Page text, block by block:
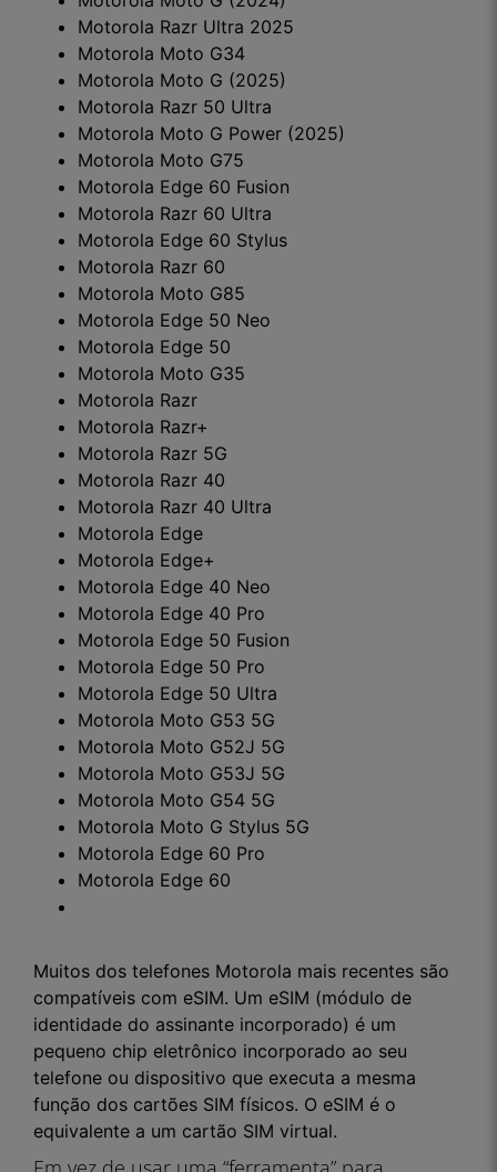
Motorola Razr Ultra 2025
Motorola Moto G34
Motorola Moto G (2025)
Motorola Razr 50 Ultra
Motorola Moto G Power (2025)
Motorola Moto G75
Motorola Edge 60 Fusion
Motorola Razr 60 Ultra
Motorola Edge 60 Stylus
Motorola Razr 60
Motorola Moto G85
Motorola Edge 50 Neo
Motorola Edge 50
Motorola Moto G35
Motorola Razr
Motorola Razr+
Motorola Razr 5G
Motorola Razr 40
Motorola Razr 40 Ultra
Motorola Edge
Motorola Edge+
Motorola Edge 40 Neo
Motorola Edge 40 Pro
Motorola Edge 50 Fusion
Motorola Edge 50 Pro
Motorola Edge 50 Ultra
Motorola Moto G53 5G
Motorola Moto G52J 5G
Motorola Moto G53J 5G
Motorola Moto G54 5G
Motorola Moto G Stylus 5G
Motorola Edge 60 Pro
Motorola Edge 60
Muitos dos telefones Motorola mais recentes são
compatíveis com eSIM. Um eSIM (módulo de
identidade do assinante incorporado) é um
pequeno chip eletrônico incorporado ao seu
telefone ou dispositivo que executa a mesma
função dos cartões SIM físicos. O eSIM é o
equivalente a um cartão SIM virtual.